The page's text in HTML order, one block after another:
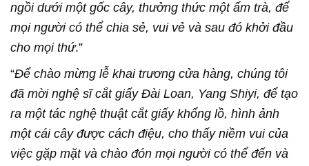
ngồi dưới một gốc cây, thưởng thức một ấm trà, để
mọi người có thể chia sẻ, vui vẻ và sau đó khởi đầu
cho mọi thứ.”
“Để chào mừng lễ khai trương cửa hàng, chúng tôi
đã mời nghệ sĩ cắt giấy Đài Loan, Yang Shiyi, để tạo
ra một tác nghệ thuật cắt giấy khổng lồ, hình ảnh
một cái cây được cách điệu, cho thấy niềm vui của
việc gặp mặt và chào đón mọi người có thể đến và